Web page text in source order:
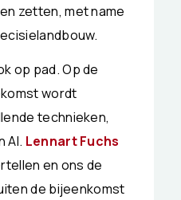
zetten, met name
op pad. Op de
wordt
technieken,
AI. Lennart Fuchs
en ons de
de bijeenkomst